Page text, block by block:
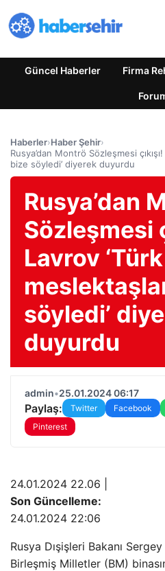
Güncel Haberler Firma
Haberler›Haber Şehir›
Rusya’dan Montrö Sözleşmesi
bize söyledi’ diyerek duyurdu
Rusya’dan
Sözleşmesi
Lavrov ‘Türk
söyledi’
duyurdu
admin•25.01.2024 06:17
Paylaş: Twitter Facebook
Pinterest
24.01.2024 22.06 |
Son Güncelleme:
24.01.2024 22:06
Rusya Dışişleri Bakanı
Birleşmiş Milletler (BM)